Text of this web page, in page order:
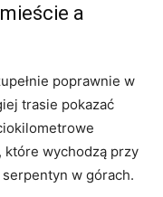
a
poprawnie w
trasie pokazać
które wychodzą przy
w górach.